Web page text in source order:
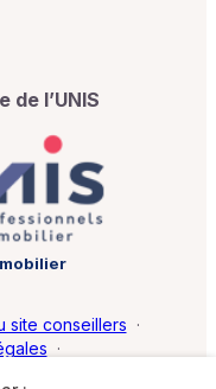
de l’UNIS
site conseillers ·
·